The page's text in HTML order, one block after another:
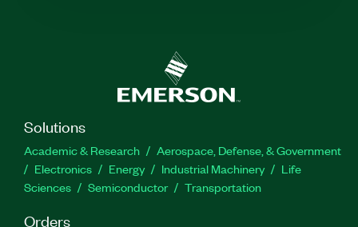
Solutions
Academic & Research
Aerospace, Defense, & Government
Electronics
Energy Industrial Machinery
Life
Sciences
Semiconductor Transportation
Orders